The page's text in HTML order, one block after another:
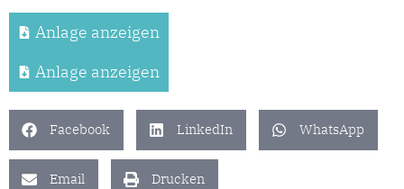
Anlage anzeigen
Anlage anzeigen
Facebook LinkedIn WhatsApp
Email Drucken